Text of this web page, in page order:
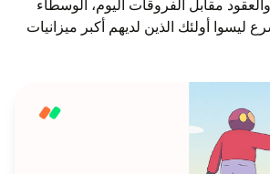
مقابل الفروقات اليوم، الوسطاء
ليسوا أولئك الذين لديهم أكبر ميزانيات
الذين لديهم شبكات وسطاء معرِّفين قوية.